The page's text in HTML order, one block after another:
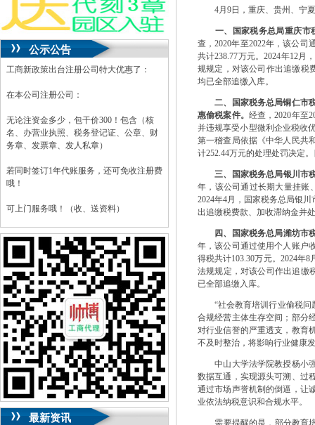
公示公告
工商新政策出台注册公司特大优惠了：
在本公司注册公司：
无论注资金多少，包干价300！包含（核
名、办营业执照、税务登记证、公章、财
务章、发票章、发人私章）
若同时签订1年代账服务，还可免收注册费
哦！
可上门服务哦！（收、送资料）
可加急服务哦！（最快可1工作日）
可代理开银行账户！（我们有长期合作的
银行，可免银行年费用）
咨询热线：023-63653351/63653355、
13320337068、13368080804，一通电话，
优惠多多！
咨询QQ：1063653355、1163653355、
1263653355
023-63653351/63653355、送资料）可加急
无论注资金多少，公章、咨询
QQ：13368080804， （最快可1工作日）
可代理开银行账户！
最新资讯
4月9日，重庆、贵州、宁夏
一、国家税务总局重庆市税
查，2020年至2022年，该公
共计238.77万元。2024年12
规规定，对该公司作出追缴税
均已全部追缴入库。
二、国家税务总局铜仁市
惠偷税案件。 经查，2020年至
并违规享受小型微利企业税收
第一稽查局依据《中华人民共
计252.44万元的处理处罚决定
三、国家税务总局银川市
年，该公司通过长期大量挂账
2024年4月，国家税务总局银
出追缴税费款、加收滞纳金并
四、国家税务总局潍坊市
年，该公司通过使用个人账户
得税共计103.30万元。2024年
法规规定，对该公司作出追缴
已全部追缴入库。
“社会教育培训行业偷税问
合规经营主体生存空间；部分
对行业信誉的严重透支，教育
不及时整治，将影响行业健康
中山大学法学院教授杨小强
数据互通，实现源头可溯、过
通过市场声誉机制的倒逼，让
业依法纳税意识和合规水平。
需要提醒的是，部分教育培